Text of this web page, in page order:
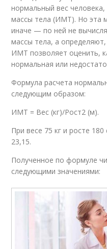
нормальный вес
массы тела (ИМТ). Но эта
иначе — по ней не
массы тела, а
ИМТ позволяет оценить,
нормальная или
Формула расчета
следующим образом:
ИМТ = Вес (кг)/Рост2 (м).
При весе 75 кг и росте
23,15.
Полученное по формуле
следующими значениями: